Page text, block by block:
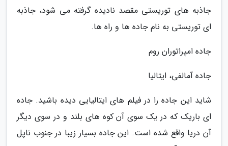
جاذبه های توریستی مقصد نادیده گرفته می شود، جاذبه
ای توریستی به نام جاده ها و راه ها.
جاده امپراتوران روم
جاده آمالفی، ایتالیا
شاید این جاده را در فیلم های ایتالیایی دیده باشید. جاده
ای باریک که در یک سوی آن کوه های بلند و در سوی دیگر
آن دریا واقع شده است. این جاده بسیار زیبا در جنوب ناپل